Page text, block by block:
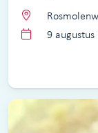
9 augustus